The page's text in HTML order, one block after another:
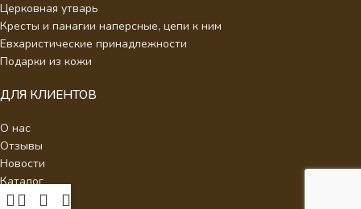
Церковная утварь
Кресты и панагии наперсные, цепи к ним
Евхаристические принадлежности
Подарки из кожи
ДЛЯ КЛИЕНТОВ
О нас
Отзывы
Новости
Каталог
Контакты